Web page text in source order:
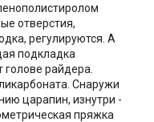
отверстия,
регулируются. А
подкладка
райдера.
Снаружи
царапин, изнутри -
пряжка